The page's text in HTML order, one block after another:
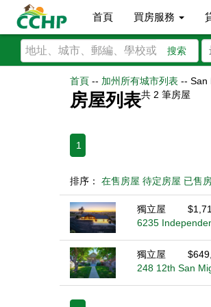
首頁 買房服務
搜索
首頁 -- 加州所有城市列表 -- San
房屋列表共 2 筆房屋
1
排序： 在售房屋 待定房屋 已售
獨立屋
6235
獨立屋
248 12th San